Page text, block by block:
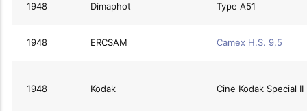
1948 Dimaphot Type A51
1948 ERCSAM Camex H.S. 9,5
1948 Kodak Cine Kodak Special II